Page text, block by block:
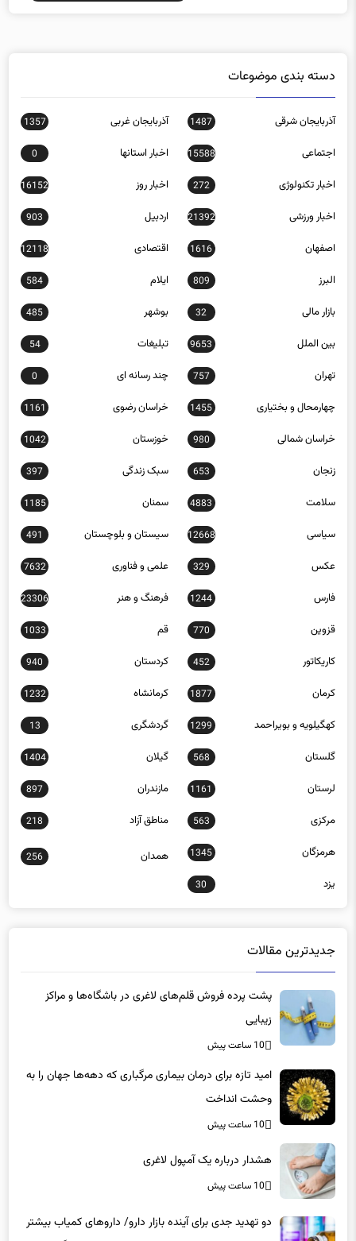
آذربایجان شرقی
اجتماعی 15588 اخبار استانها 0
اخبار تکنولوژی 272 اخبار روز 16152
اخبار ورزشی 21392 اردبیل 903
اصفهان 1616 اقتصادی 12118
البرز 809 ایلام 584
بازار مالی 32 بوشهر 485
بین الملل 9653 تبلیغات 54
تهران 757 چند رسانه ای 0
چهارمحال و بختیاری 1455 خراسان رضوی 1161
خراسان شمالی 980 خوزستان 1042
زنجان 653 سبک زندگی 397
سلامت 4883 سمنان 1185
سیاسی 12668 سیستان و بلوچستان 491
عکس 329 علمی و فناوری 7632
فارس 1244 فرهنگ و هنر 23306
قزوین 770 قم 1033
کاریکاتور 452 کردستان 940
کرمان 1877 کرمانشاه 1232
کهگیلویه و بویراحمد 1299 گردشگری 13
گلستان 568 گیلان 1404
لرستان 1161 مازندران 897
مرکزی 563 مناطق آزاد 218
هرمزگان 1345
256
یزد 30
پشت پرده فروش قلم‌های لاغری در باشگاه‌ها و مراکز
زیبایی
10 ساعت پیش
امید تازه برای درمان بیماری مرگباری که دهه‌ها جهان را به
وحشت انداخت
10 ساعت پیش
10 ساعت پیش
در دست دلالان است تا بیماران/ کمبود در کدام گروه‌های